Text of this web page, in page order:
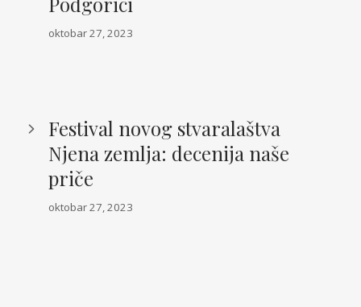
oktobar 27, 2023
Festival novog stvaralaštva
Njena zemlja: decenija naše
priče
oktobar 27, 2023